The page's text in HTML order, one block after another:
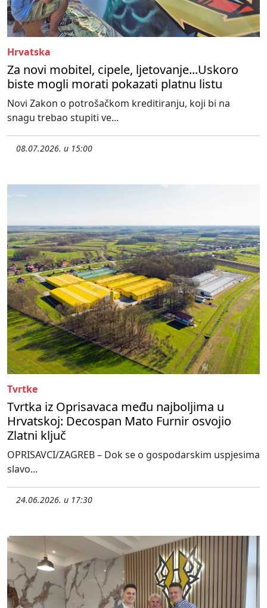
Hrvatska
Za novi mobitel, cipele, ljetovanje...Uskoro
biste mogli morati pokazati platnu listu
Novi Zakon o potrošačkom kreditiranju, koji bi na
snagu trebao stupiti ve...
08.07.2026. u 15:00
Tvrtke
Tvrtka iz Oprisavaca među najboljima u
Hrvatskoj: Decospan Mato Furnir osvojio
Zlatni ključ
OPRISAVCI/ZAGREB – Dok se o gospodarskim uspjesima
slavo...
24.06.2026. u 17:30